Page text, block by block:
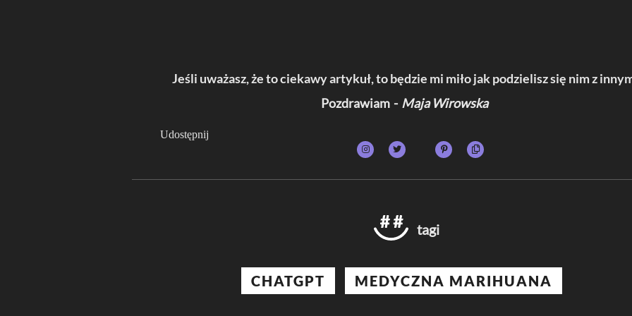
Jeśli uważasz, że to ciekawy artykuł, to będzie mi miło jak podzielisz się nim z
Pozdrawiam
Maja Wirowska
Udostępnij
tagi
CHATGPT MEDYCZNA MARIHUANA